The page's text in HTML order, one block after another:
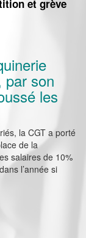
et grève
par son
les
la CGT a porté
de la
salaires de 10%
l’année si